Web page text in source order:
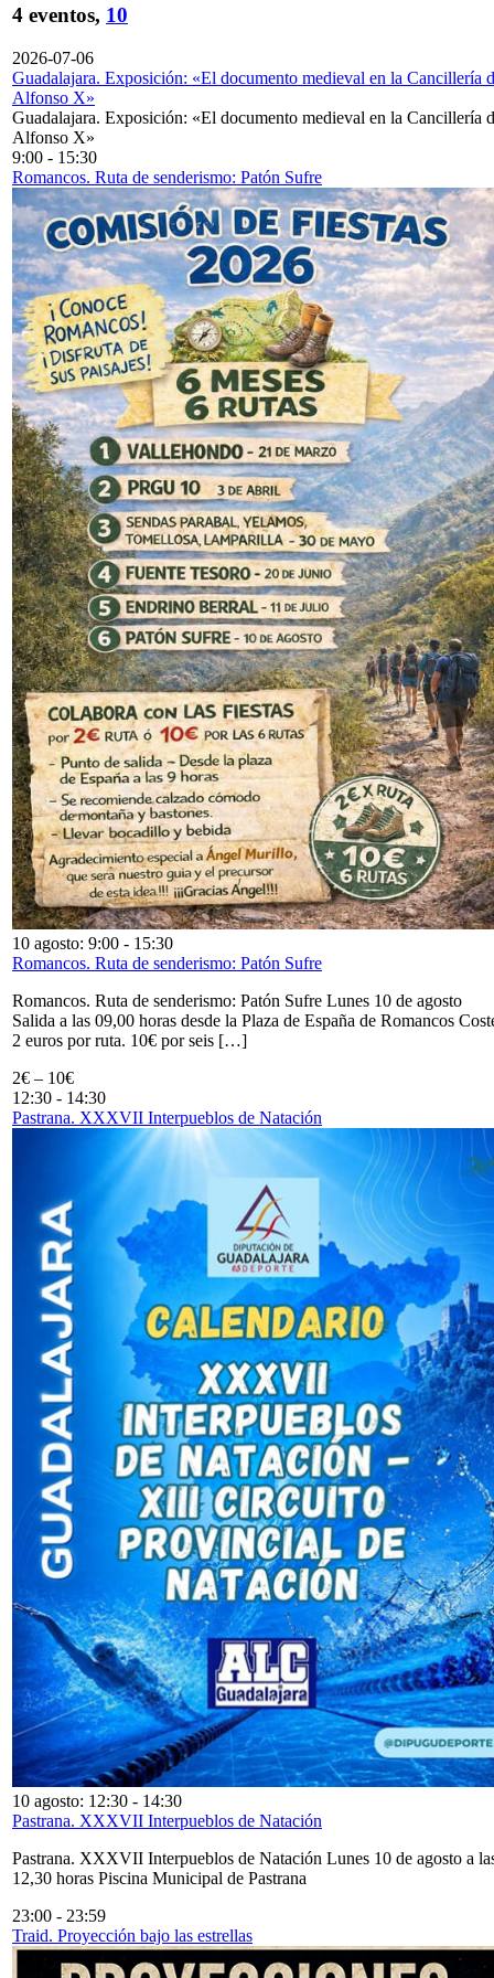
4 eventos, 10
2026-07-06
Guadalajara. Exposición: «El documento medieval en la Cancillería
Alfonso X»
Guadalajara. Exposición: «El documento medieval en la Cancillería
Alfonso X»
9:00 - 15:30
Romancos. Ruta de senderismo: Patón Sufre
10 agosto: 9:00 - 15:30
Romancos. Ruta de senderismo: Patón Sufre
Romancos. Ruta de senderismo: Patón Sufre Lunes 10 de agosto
Salida a las 09,00 horas desde la Plaza de España de Romancos
2 euros por ruta. 10€ por seis […]
2€ – 10€
12:30 - 14:30
Pastrana. XXXVII Interpueblos de Natación
10 agosto: 12:30 - 14:30
Pastrana. XXXVII Interpueblos de Natación
Pastrana. XXXVII Interpueblos de Natación Lunes 10 de agosto a
12,30 horas Piscina Municipal de Pastrana
23:00 - 23:59
Traid. Proyección bajo las estrellas